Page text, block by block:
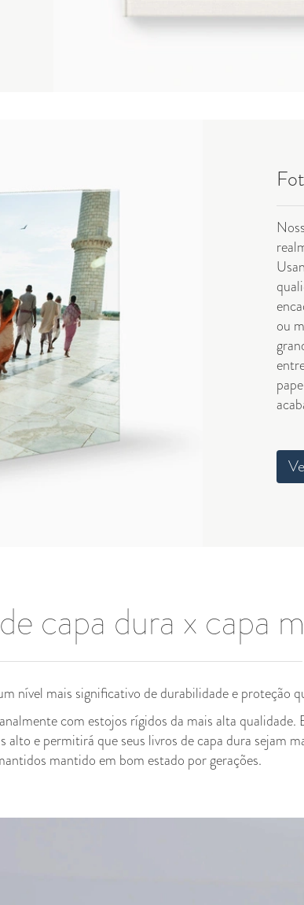
ou
capa dura x capa
nível mais significativo de durabilidade e proteção
com estojos rígidos da mais alta qualidade.
e permitirá que seus livros de capa dura sejam
mantido em bom estado por gerações.